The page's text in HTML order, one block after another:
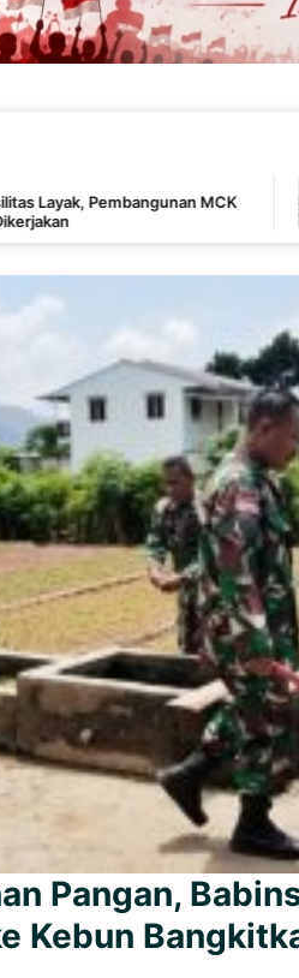
MCK
1 HARI
Tim
Pangan,
Kebun